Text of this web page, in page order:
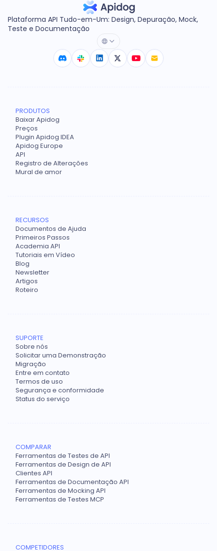
Plataforma API Tudo-em-Um: Design, Depuração, Mock,
Teste e Documentação
PRODUTOS
Baixar Apidog
Preços
Plugin Apidog IDEA
Apidog Europe
API
Registro de Alterações
Mural de amor
RECURSOS
Documentos de Ajuda
Primeiros Passos
Academia API
Tutoriais em Vídeo
Blog
Newsletter
Artigos
Roteiro
SUPORTE
Sobre nós
Solicitar uma Demonstração
Migração
Entre em contato
Termos de uso
Segurança e conformidade
Status do serviço
COMPARAR
Ferramentas de Testes de API
Ferramentas de Design de API
Clientes API
Ferramentas de Documentação API
Ferramentas de Mocking API
Ferramentas de Testes MCP
COMPETIDORES